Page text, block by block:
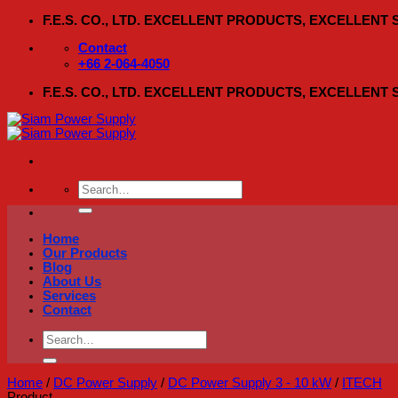
Skip
content
F.E.S. CO., LTD. EXCELLENT PRODUCTS, EXCELLENT
Contact
+66 2-064-4050
F.E.S. CO., LTD. EXCELLENT PRODUCTS, EXCELLENT
Search
for:
Home
Our Products
Blog
About Us
Services
Contact
Search
for:
Home / DC Power Supply / DC Power Supply 3 - 10 kW / ITECH